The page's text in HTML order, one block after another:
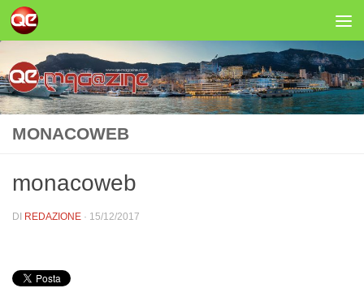
Salta al contenuto
MONACOWEB
monacoweb
DI REDAZIONE · 15/12/2017